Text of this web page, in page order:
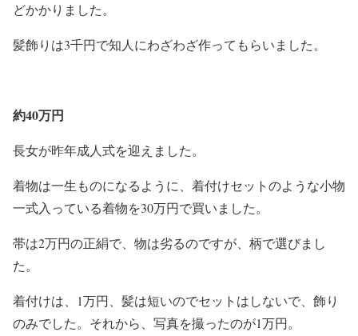
どかかりました。
髪飾りは3千円で知人にわざわざ作ってもらいました。
約40万円
長女が昨年成人式を迎えました。
着物は一生ものになるように、着付けセットのような小物
一式入っている着物を30万円で買いました。
帯は2万円の正絹で、物は劣るのですが、柄で選びまし
た。
着付けは、1万円、髪は短いのでセットはしないで、飾り
のみでした。それから、写真を撮ったのが1万円。